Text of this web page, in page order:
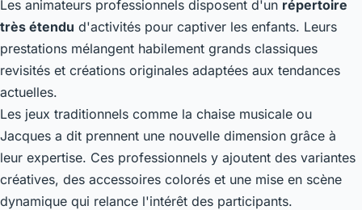
Les animateurs professionnels disposent d'un répertoire
très étendu d'activités pour captiver les enfants. Leurs
prestations mélangent habilement grands classiques
revisités et créations originales adaptées aux tendances
actuelles.
Les jeux traditionnels comme la chaise musicale ou
Jacques a dit prennent une nouvelle dimension grâce à
leur expertise. Ces professionnels y ajoutent des variantes
créatives, des accessoires colorés et une mise en scène
dynamique qui relance l'intérêt des participants.